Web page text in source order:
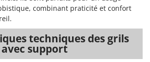
à batterie
combinant praticité et confort
techniques des grils
support